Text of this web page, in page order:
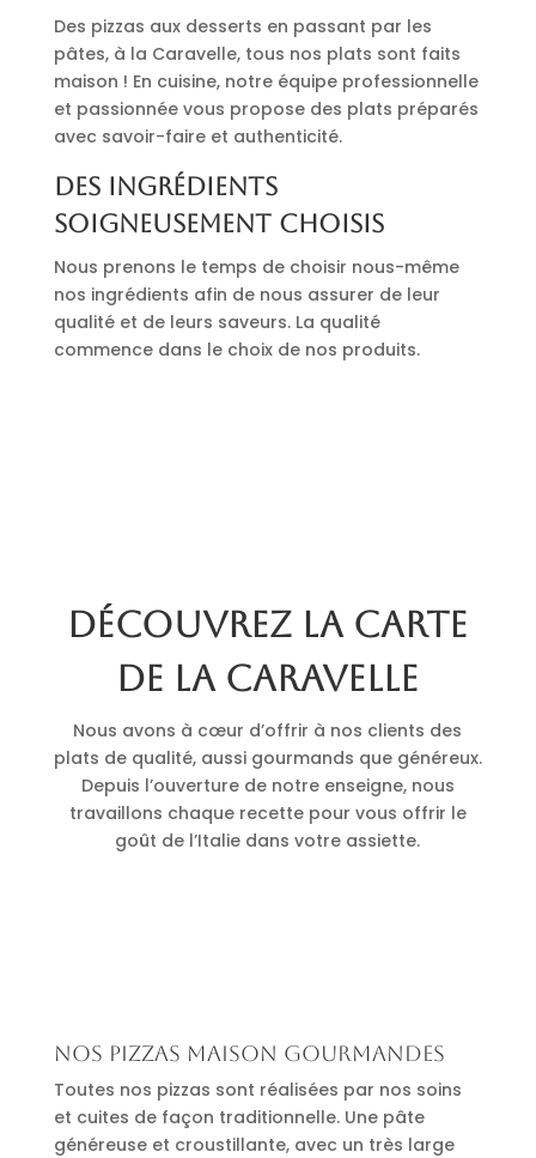
Des pizzas aux desserts en passant par les
pâtes, à la Caravelle, tous nos plats sont faits
maison ! En cuisine, notre équipe professionnelle
et passionnée vous propose des plats préparés
avec savoir-faire et authenticité.
Des ingrédients
soigneusement choisis
Nous prenons le temps de choisir nous-même
nos ingrédients afin de nous assurer de leur
qualité et de leurs saveurs. La qualité
commence dans le choix de nos produits.
Découvrez la carte
de La Caravelle
Nous avons à cœur d’offrir à nos clients des
plats de qualité, aussi gourmands que généreux.
Depuis l’ouverture de notre enseigne, nous
travaillons chaque recette pour vous offrir le
goût de l’Italie dans votre assiette.
Nos pizzas maison gourmandes
Toutes nos pizzas sont réalisées par nos soins
et cuites de façon traditionnelle. Une pâte
généreuse et croustillante, avec un très large